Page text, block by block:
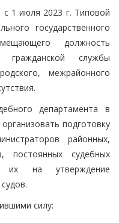
с 1 июля 2023 г. Типовой
государственного
должность
гражданской службы
межрайонного
департамента в
подготовку
районных,
постоянных судебных
их на утверждение
силу: